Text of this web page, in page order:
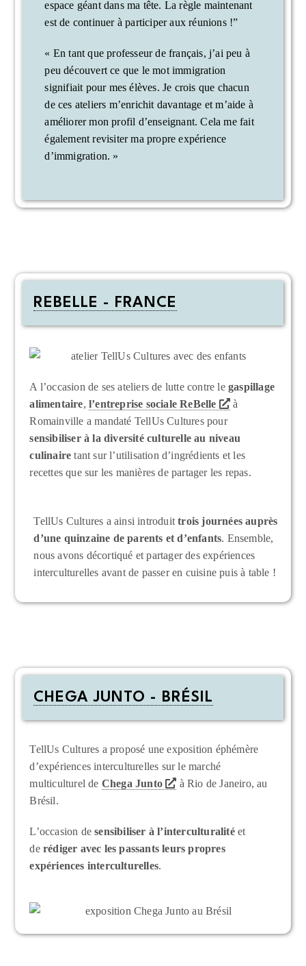
espace géant dans ma tête. La règle maintenant
est de continuer à participer aux réunions !”
« En tant que professeur de français, j’ai peu à
peu découvert ce que le mot immigration
signifiait pour mes élèves. Je crois que chacun
de ces ateliers m’enrichit davantage et m’aide à
améliorer mon profil d’enseignant. Cela me fait
également revisiter ma propre expérience
d’immigration. »
REBELLE - FRANCE
A l’occasion de ses ateliers de lutte contre legaspillage
alimentaire,l’entreprise sociale ReBelle
à
Romainville a mandaté TellUs Cultures pour
sensibiliser à la diversité culturelle au niveau
culinaire tant sur l’utilisation d’ingrédients et les
recettes que sur les manières de partager les repas.
TellUs Cultures a ainsi introduittrois journées auprès
d’une quinzaine de parents et d’enfants. Ensemble,
nous avons décortiqué et partager des expériences
interculturelles avant de passer en cuisine puis à table !
CHEGA JUNTO - BRÉSIL
TellUs Cultures a proposé une exposition éphémère
d’expériences interculturelles sur le marché
multiculturel de Chega Junto
à Rio de Janeiro, au
Brésil.
L’occasion desensibiliser à l’interculturalitéet
derédiger avec les passants leurs propres
expériences interculturelles.